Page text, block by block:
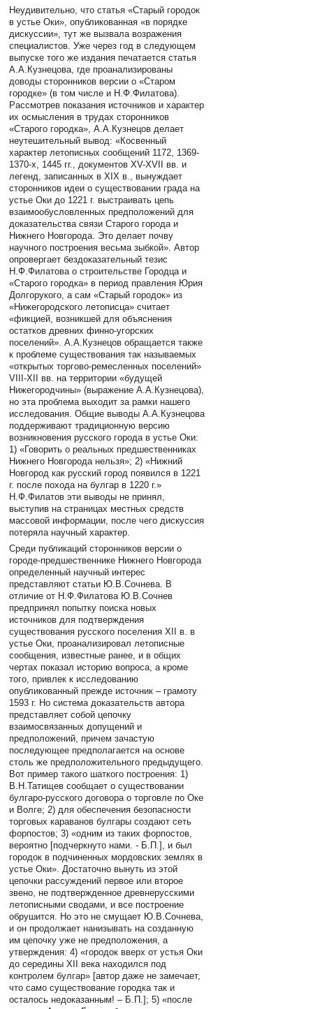
Неудивительно, что статья «Старый городок
в устье Оки», опубликованная «в порядке
дискуссии», тут же вызвала возражения
специалистов. Уже через год в следующем
выпуске того же издания печатается статья
А.А.Кузнецова, где проанализированы
доводы сторонников версии о «Старом
городке» (в том числе и Н.Ф.Филатова).
Рассмотрев показания источников и характер
их осмысления в трудах сторонников
«Старого городка», А.А.Кузнецов делает
неутешительный вывод: «Косвенный
характер летописных сообщений 1172, 1369-
1370-х, 1445 гг., документов XV-XVII вв. и
легенд, записанных в XIX в., вынуждает
сторонников идеи о существовании града на
устье Оки до 1221 г. выстраивать цепь
взаимообусловленных предположений для
доказательства связи Старого города и
Нижнего Новгорода. Это делает почву
научного построения весьма зыбкой». Автор
опровергает бездоказательный тезис
Н.Ф.Филатова о строительстве Городца и
«Старого городка» в период правления Юрия
Долгорукого, а сам «Старый городок» из
«Нижегородского летописца» считает
«фикцией, возникшей для объяснения
остатков древних финно-угорских
поселений». А.А.Кузнецов обращается также
к проблеме существования так называемых
«открытых торгово-ремесленных поселений»
VIII-XII вв. на территории «будущей
Нижегородчины» (выражение А.А.Кузнецова),
но эта проблема выходит за рамки нашего
исследования. Общие выводы А.А.Кузнецова
поддерживают традиционную версию
возникновения русского города в устье Оки:
1) «Говорить о реальных предшественниках
Нижнего Новгорода нельзя»; 2) «Нижний
Новгород как русский город появился в 1221
г. после похода на булгар в 1220 г.»
Н.Ф.Филатов эти выводы не принял,
выступив на страницах местных средств
массовой информации, после чего дискуссия
потеряла научный характер.
Среди публикаций сторонников версии о
городе-предшественнике Нижнего Новгорода
определенный научный интерес
представляют статьи Ю.В.Сочнева. В
отличие от Н.Ф.Филатова Ю.В.Сочнев
предпринял попытку поиска новых
источников для подтверждения
существования русского поселения XII в. в
устье Оки, проанализировал летописные
сообщения, известные ранее, и в общих
чертах показал историю вопроса, а кроме
того, привлек к исследованию
опубликованный прежде источник – грамоту
1593 г. Но система доказательств автора
представляет собой цепочку
взаимосвязанных допущений и
предположений, причем зачастую
последующее предполагается на основе
столь же предположительного предыдущего.
Вот пример такого шаткого построения: 1)
В.Н.Татищев сообщает о существовании
булгаро-русского договора о торговле по Оке
и Волге; 2) для обеспечения безопасности
торговых караванов булгары создают сеть
форпостов; 3) «одним из таких форпостов,
вероятно [подчеркнуто нами. - Б.П.], и был
городок в подчиненных мордовских землях в
устье Оки». Достаточно вынуть из этой
цепочки рассуждений первое или второе
звено, не подтвержденное древнерусскими
летописными сводами, и все построение
обрушится. Но это не смущает Ю.В.Сочнева,
и он продолжает нанизывать на созданную
им цепочку уже не предположения, а
утверждения: 4) «городок вверх от устья Оки
до середины XII века находился под
контролем булгар» [автор даже не замечает,
что само существование городка так и
осталось недоказанным! – Б.П.]; 5) «после